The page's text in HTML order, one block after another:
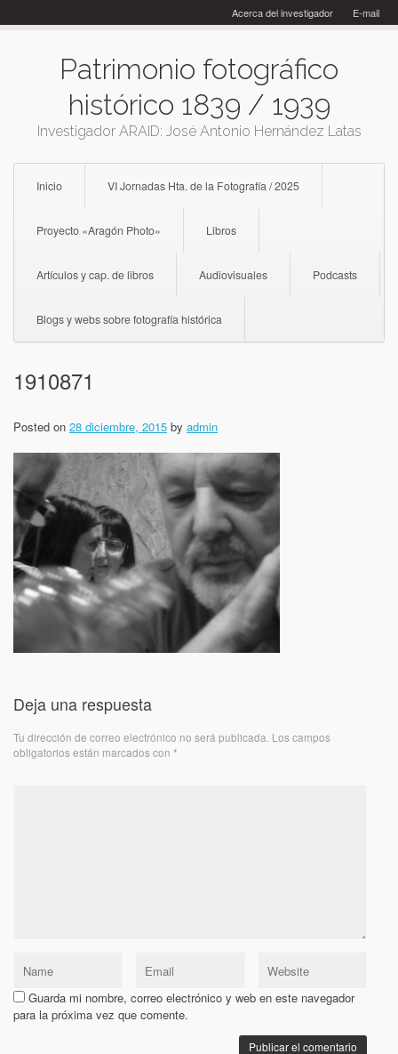
to
E-mail
Acerca del investigador
Patrimonio fotográfico
histórico 1839 / 1939
Investigador ARAID: José Antonio Hernández Latas
Inicio VI Jornadas Hta. de la Fotografía / 2025
Proyecto «Aragón Photo» Libros
Artículos y cap. de libros Audiovisuales Podcasts
Blogs y webs sobre fotografía histórica
1910871
Posted on 28 diciembre, 2015 by admin
Deja una respuesta
Tu dirección de correo electrónico no será publicada. Los campos
obligatorios están marcados con *
Guarda mi nombre, correo electrónico y web en este navegador
para la próxima vez que comente.